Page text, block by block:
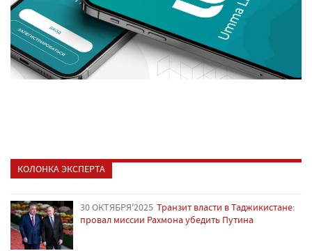
КОЛОНКА ЭКСПЕРТА
30 ОКТЯБРЯ'2025 Транзит власти в Таджикистане:
провал миссии Рахмона убедить Путина